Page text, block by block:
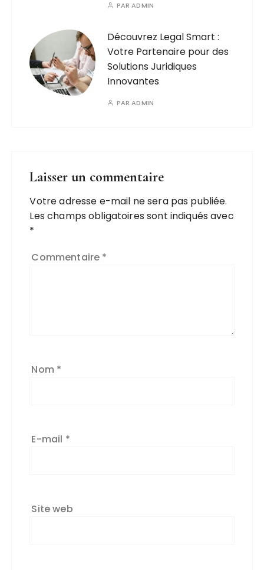
PARADMIN
Découvrez Legal Smart :
Votre Partenaire pour des
Solutions Juridiques
Innovantes
PARADMIN
Laisser un commentaire
Votre adresse e-mail ne sera pas publiée.
Les champs obligatoires sont indiqués avec
*
Commentaire *
Nom *
E-mail *
Site web
A
l
t
r